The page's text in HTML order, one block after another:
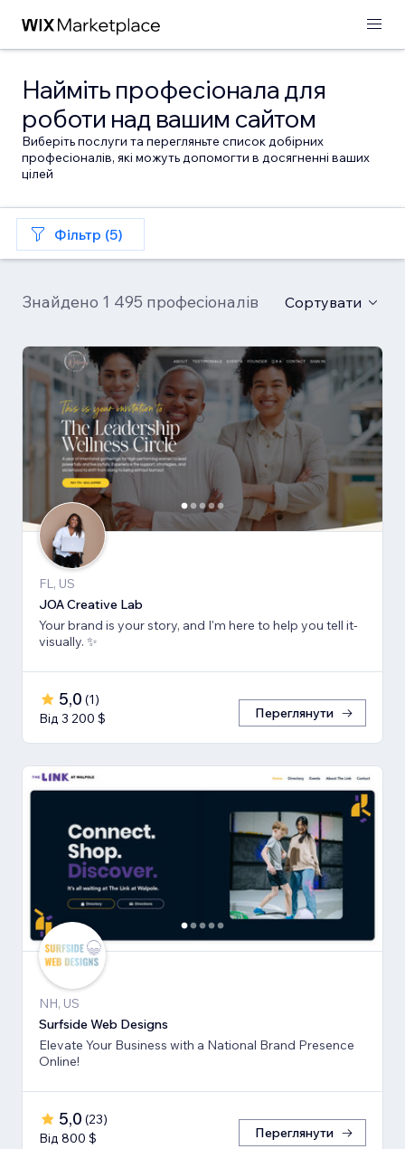
Найміть професіонала для
роботи над вашим сайтом
Виберіть послуги та перегляньте список добірних
професіоналів, які можуть допомогти в досягненні ваших
цілей
Фільтр (5)
Знайдено 1 495 професіоналів Сортувати
FL, US
JOA Creative Lab
Your brand is your story, and I'm here to help you tell it-
visually. ✨
5,0 (1)
Від 3 200 $
Переглянути
NH, US
Surfside Web Designs
Elevate Your Business with a National Brand Presence
Online!
5,0 (23)
Від 800 $
Переглянути